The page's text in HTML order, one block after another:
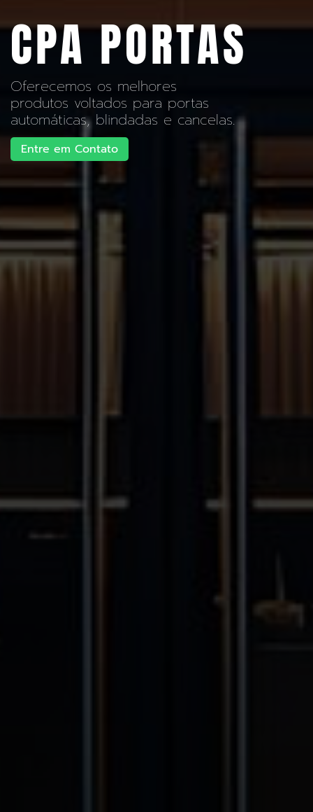
CPA PORTAS
Oferecemos os melhores
produtos voltados para portas
automáticas, blindadas e cancelas.
Entre em Contato